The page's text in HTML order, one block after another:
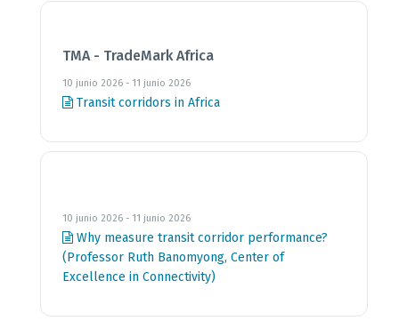
TMA - TradeMark Africa
10 junio 2026 - 11 junio 2026
Transit corridors in Africa
10 junio 2026 - 11 junio 2026
Why measure transit corridor performance?
(Professor Ruth Banomyong, Center of
Excellence in Connectivity)